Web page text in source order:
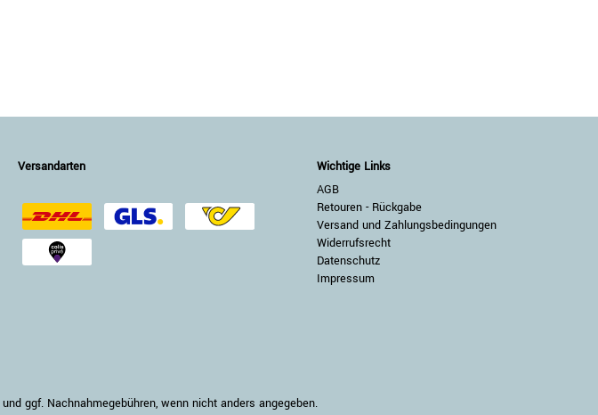
Versandarten
Wichtige Links
AGB
Retouren - Rückgabe
Versand und Zahlungsbedingungen
Widerrufsrecht
Datenschutz
Impressum
ggf. Nachnahmegebühren, wenn nicht anders angegeben.